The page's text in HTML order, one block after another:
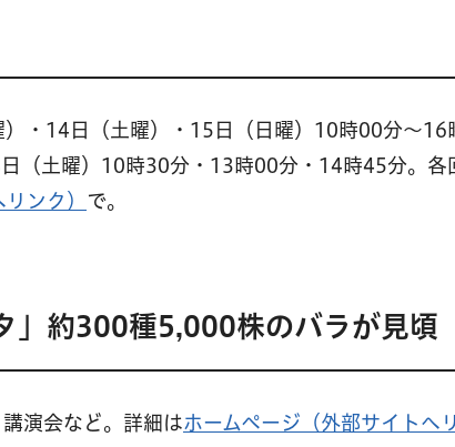
）・14日（土曜）・15日（日曜）10時00分〜16
（土曜）10時30分・13時00分・14時45分。各
ンク）
で。
」約300種5,000株のバラが見頃
演会など。詳細はホームページ（外部サイトへ